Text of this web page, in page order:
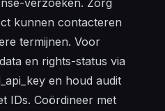
kunnen contacteren
termijnen. Voor
en rights-status via
en houd audit
IDs. Coördineer met